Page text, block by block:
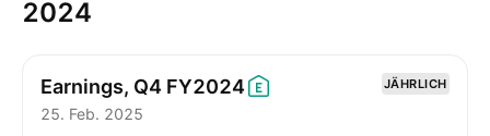
2024
Earnings, Q4 FY2024 JÄHRLICH
25. Feb. 2025